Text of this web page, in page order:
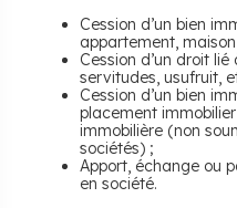
Cession d’un bien
appartement,
Cession d’un droit
servitudes, usufruit,
Cession d’un bien
placement
immobilière (non
sociétés) ;
Apport, échange ou
en société.